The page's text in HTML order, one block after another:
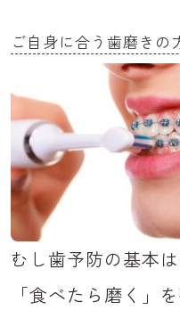
ご自身に合う歯磨きの
むし歯予防の基本
「食べたら磨く」